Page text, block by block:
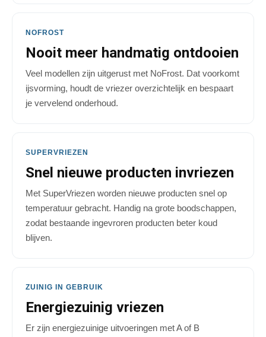
NOFROST
Nooit meer handmatig ontdooien
Veel modellen zijn uitgerust met NoFrost. Dat voorkomt
ijsvorming, houdt de vriezer overzichtelijk en bespaart
je vervelend onderhoud.
SUPERVRIEZEN
Snel nieuwe producten invriezen
Met SuperVriezen worden nieuwe producten snel op
temperatuur gebracht. Handig na grote boodschappen,
zodat bestaande ingevroren producten beter koud
blijven.
ZUINIG IN GEBRUIK
Energiezuinig vriezen
Er zijn energiezuinige uitvoeringen met A of B